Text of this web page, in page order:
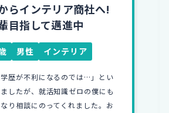
らインテリア商社へ!
目指して邁進中
男性 インテリア
学歴が不利になるのでは…」とい
したが、就活知識ゼロの僕にも
り相談にのってくれました。お